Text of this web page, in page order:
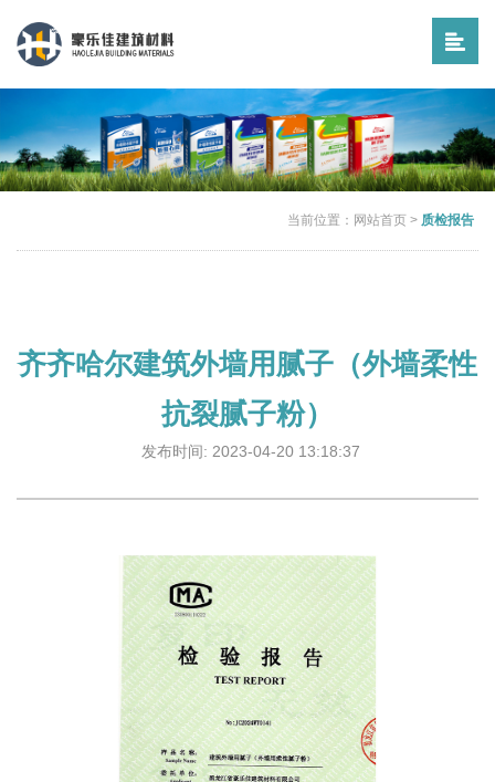
当前位置： 网站首页 > 质检报告
齐齐哈尔建筑外墙用腻子（外墙柔性
抗裂腻子粉）
发布时间: 2023-04-20 13:18:37